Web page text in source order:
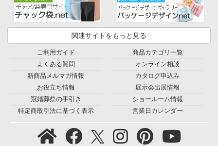
関連サイトをもっと見る
ご利用ガイド
よくある質問
新商品メルマガ情報
お役立ち情報
冠婚葬祭の手引き
特定商取引法に基づく表示
商品カテゴリ一覧
オンライン相談
カタログ申込み
展示会出展情報
ショールーム情報
営業日カレンダー